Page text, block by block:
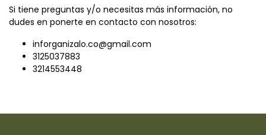
Si tiene preguntas y/o necesitas más información, no
dudes en ponerte en contacto con nosotros:
inforganizalo.co@gmail.com
3125037883
3214553448